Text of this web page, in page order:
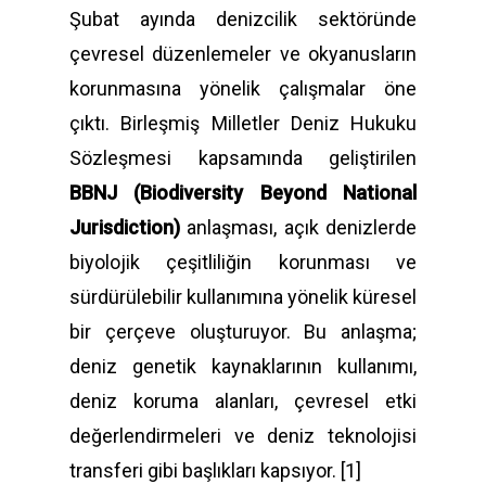
Şubat ayında denizcilik sektöründe
çevresel düzenlemeler ve okyanusların
korunmasına yönelik çalışmalar öne
çıktı. Birleşmiş Milletler Deniz Hukuku
Sözleşmesi kapsamında geliştirilen
BBNJ (Biodiversity Beyond National
Jurisdiction) anlaşması, açık denizlerde
biyolojik çeşitliliğin korunması ve
sürdürülebilir kullanımına yönelik küresel
bir çerçeve oluşturuyor. Bu anlaşma;
deniz genetik kaynaklarının kullanımı,
deniz koruma alanları, çevresel etki
değerlendirmeleri ve deniz teknolojisi
transferi gibi başlıkları kapsıyor. [1]